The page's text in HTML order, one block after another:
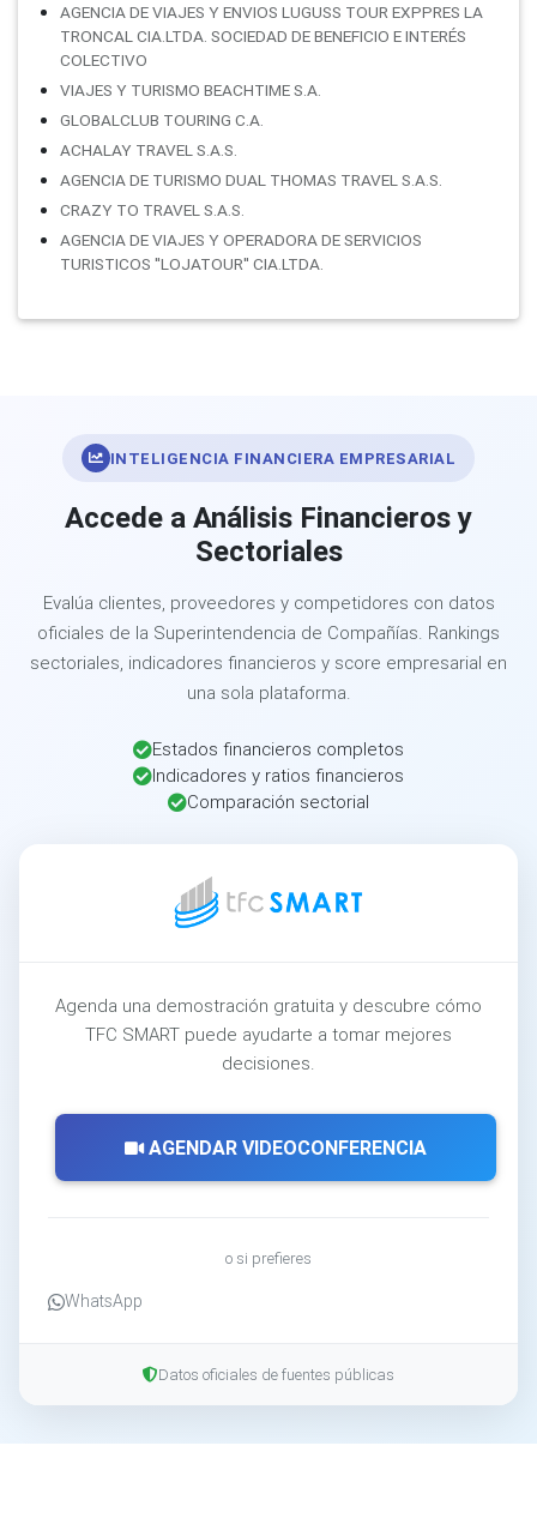
AGENCIA DE VIAJES Y ENVIOS LUGUSS TOUR EXPPRES LA
TRONCAL CIA.LTDA. SOCIEDAD DE BENEFICIO E INTERÉS
COLECTIVO
VIAJES Y TURISMO BEACHTIME S.A.
GLOBALCLUB TOURING C.A.
ACHALAY TRAVEL S.A.S.
AGENCIA DE TURISMO DUAL THOMAS TRAVEL S.A.S.
CRAZY TO TRAVEL S.A.S.
AGENCIA DE VIAJES Y OPERADORA DE SERVICIOS
TURISTICOS ''LOJATOUR'' CIA.LTDA.
INTELIGENCIA FINANCIERA EMPRESARIAL
Accede a Análisis Financieros y
Sectoriales
Evalúa clientes, proveedores y competidores con datos
oficiales de la Superintendencia de Compañías. Rankings
sectoriales, indicadores financieros y score empresarial en
una sola plataforma.
Estados financieros completos
Indicadores y ratios financieros
Comparación sectorial
Agenda una demostración gratuita y descubre cómo
TFC SMART puede ayudarte a tomar mejores
decisiones.
AGENDAR VIDEOCONFERENCIA
o si prefieres
WhatsApp
Datos oficiales de fuentes públicas